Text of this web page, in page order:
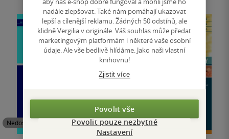
Nedostupné Nedostupné
nadále zlepšovat. Také nám pomáhají ukazovat
lepší a cílenější reklamu. Žádných 50 odstínů, ale
klidně Vergilia v originále. Váš souhlas může předat
marketingovým platformám i některé vaše osobní
údaje. Ale vše bedlivě hlídáme. Jako naši vlastní
knihovnu!
Zjistit více
Povolit vše
Povolit pouze nezbytné
Nastavení